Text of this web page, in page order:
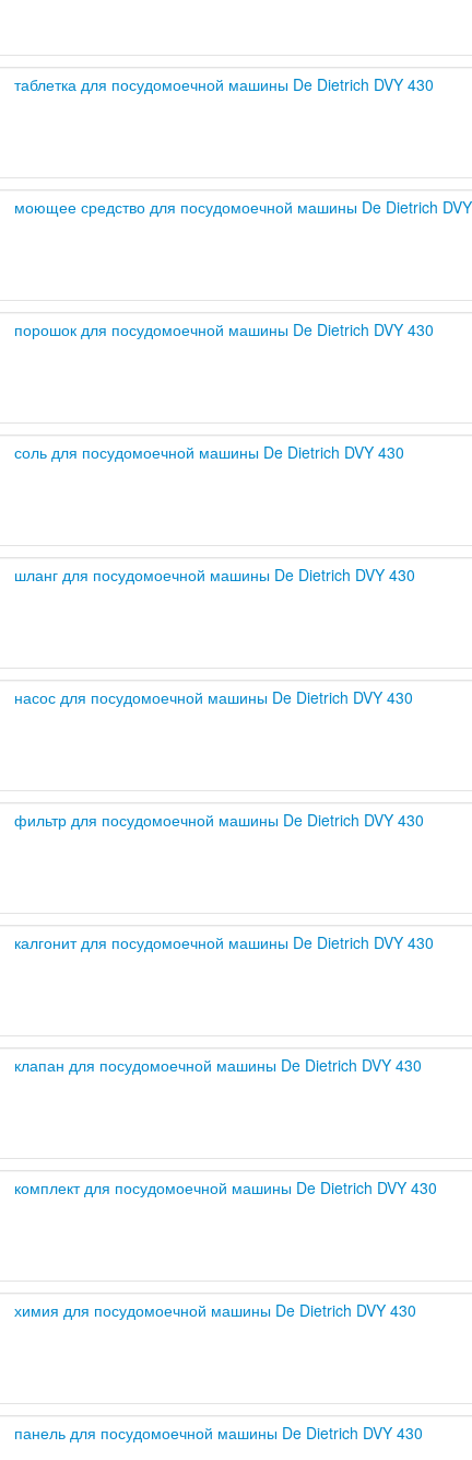
таблетка для посудомоечной машины De Dietrich DVY 430
моющее средство для посудомоечной машины De Dietrich
порошок для посудомоечной машины De Dietrich DVY 430
соль для посудомоечной машины De Dietrich DVY 430
шланг для посудомоечной машины De Dietrich DVY 430
насос для посудомоечной машины De Dietrich DVY 430
фильтр для посудомоечной машины De Dietrich DVY 430
калгонит для посудомоечной машины De Dietrich DVY 430
клапан для посудомоечной машины De Dietrich DVY 430
комплект для посудомоечной машины De Dietrich DVY 430
химия для посудомоечной машины De Dietrich DVY 430
панель для посудомоечной машины De Dietrich DVY 430